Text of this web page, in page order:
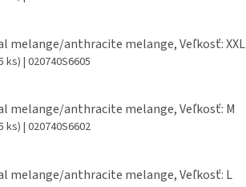
melange/anthracite melange, Veľkosť: XXL
ks)| 020740S6605
melange/anthracite melange, Veľkosť: M
ks)| 020740S6602
melange/anthracite melange, Veľkosť: L